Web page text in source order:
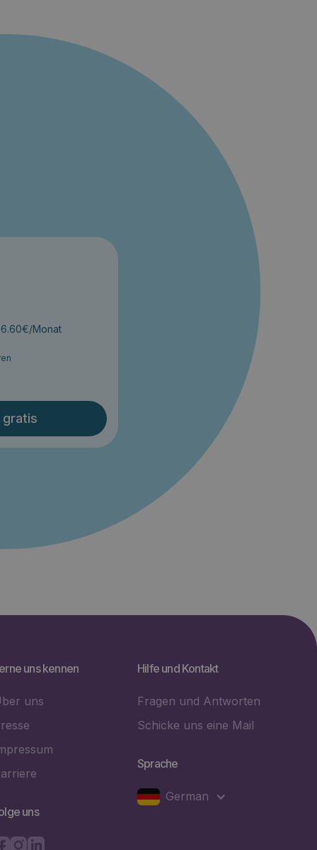
Monat
gratis
uns kennen
uns
uns
Hilfe und Kontakt
Fragen und Antworten
Schicke uns eine Mail
Sprache
German